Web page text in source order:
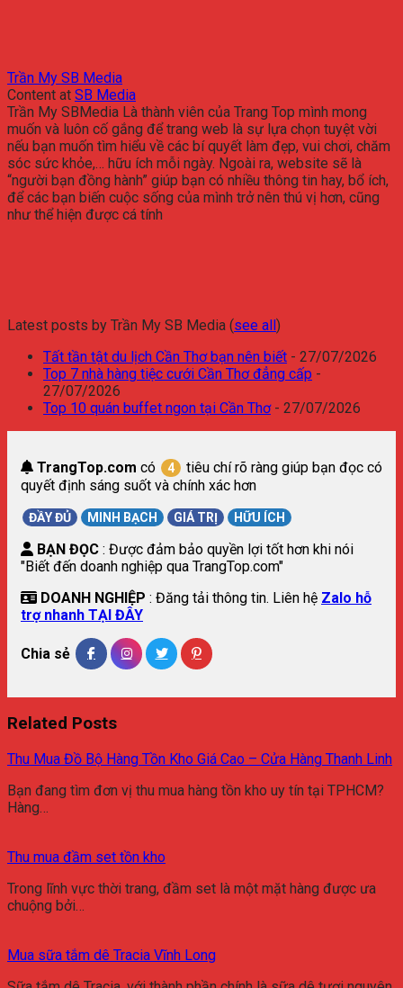
Trần My SB Media
Content at SB Media
Trần My SBMedia Là thành viên của Trang Top mình mong
muốn và luôn cố gắng để trang web là sự lựa chọn tuyệt vời
nếu bạn muốn tìm hiểu về các bí quyết làm đẹp, vui chơi, chăm
sóc sức khỏe,… hữu ích mỗi ngày. Ngoài ra, website sẽ là
“người bạn đồng hành” giúp bạn có nhiều thông tin hay, bổ ích,
để các bạn biến cuộc sống của mình trở nên thú vị hơn, cũng
như thể hiện được cá tính
Latest posts by Trần My SB Media (see all)
Tất tần tật du lịch Cần Thơ bạn nên biết - 27/07/2026
Top 7 nhà hàng tiệc cưới Cần Thơ đẳng cấp -
27/07/2026
Top 10 quán buffet ngon tại Cần Thơ- 27/07/2026
TrangTop.com có 4
tiêu chí rõ ràng giúp bạn đọc có
quyết định sáng suốt và chính xác hơn
ĐẦY ĐỦ MINH BẠCH GIÁ TRỊ HỮU ÍCH
BẠN ĐỌC : Được đảm bảo quyền lợi tốt hơn khi nói
"Biết đến doanh nghiệp qua TrangTop.com"
DOANH NGHIỆP : Đăng tải thông tin. Liên hệ Zalo hỗ
trợ nhanh TẠI ĐÂY
Chia sẻ
Related Posts
Thu Mua Đồ Bộ Hàng Tồn Kho Giá Cao – Cửa Hàng Thanh Linh
Bạn đang tìm đơn vị thu mua hàng tồn kho uy tín tại TPHCM?
Hàng…
Thu mua đầm set tồn kho
Trong lĩnh vực thời trang, đầm set là một mặt hàng được ưa
chuộng bởi…
Mua sữa tắm dê Tracia Vĩnh Long